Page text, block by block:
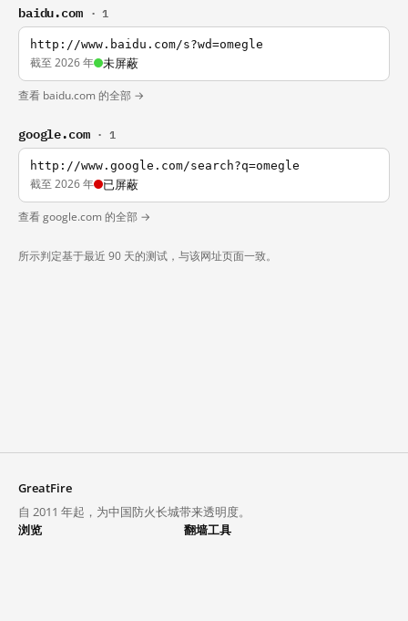
baidu.com · 1
http://www.baidu.com/s?wd=omegle
截至 2026 年 未屏蔽
查看 baidu.com 的全部 →
google.com · 1
http://www.google.com/search?q=omegle
截至 2026 年 已屏蔽
查看 google.com 的全部 →
所示判定基于最近 90 天的测试，与该网址页面一致。
GreatFire
自 2011 年起，为中国防火长城带来透明度。
浏览
翻墙工具